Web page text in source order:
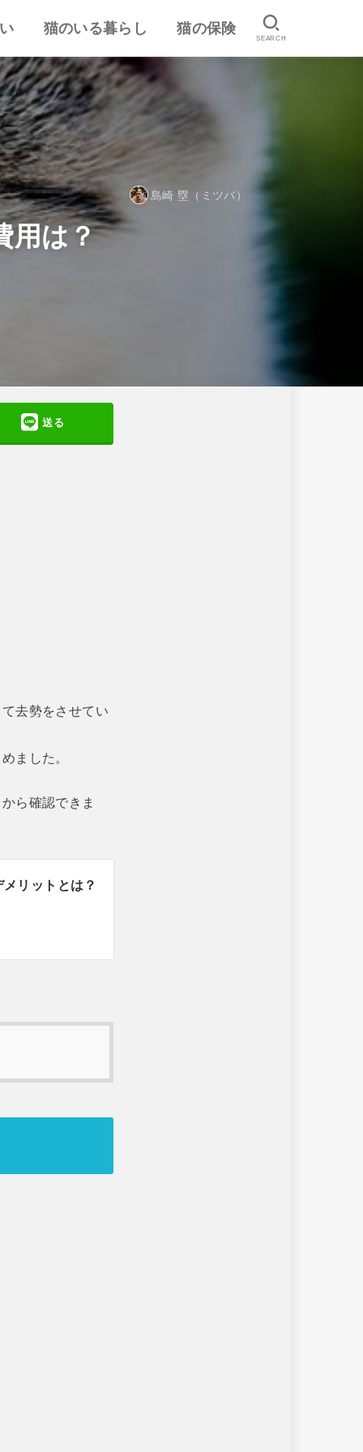
ンキング
猫のいる暮らし
猫のしつけ
猫とのスキンシップ
猫の食事・栄養管理
猫の気持ち
病気予防・医学
おすすめ猫用品・グッズ
猫の習性
猫の保険
SEARCH
島崎 塁（ミツバ）
用は？
送る
去勢をさせてい
ました。
ら確認できま
リットとは？